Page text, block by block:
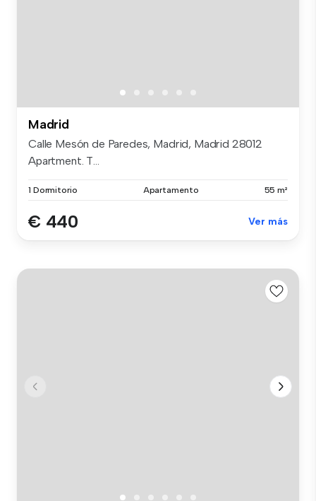
Madrid
Calle Mesón de Paredes, Madrid, Madrid 28012
Apartment. T...
1 Dormitorio Apartamento 55 m²
€ 440 Ver más